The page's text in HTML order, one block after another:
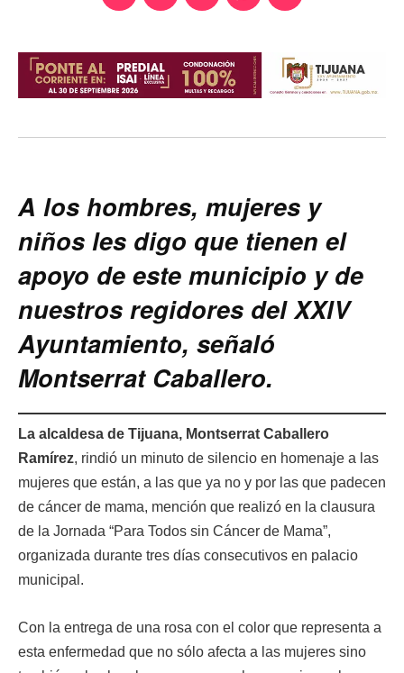
A los hombres, mujeres y
niños les digo que tienen el
apoyo de este municipio y de
nuestros regidores del XXlV
Ayuntamiento, señaló
Montserrat Caballero.
La alcaldesa de Tijuana, Montserrat Caballero
Ramírez, rindió un minuto de silencio en homenaje a las
mujeres que están, a las que ya no y por las que padecen
de cáncer de mama, mención que realizó en la clausura
de la Jornada “Para Todos sin Cáncer de Mama”,
organizada durante tres días consecutivos en palacio
municipal.
Con la entrega de una rosa con el color que representa a
esta enfermedad que no sólo afecta a las mujeres sino